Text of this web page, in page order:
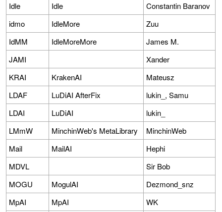
Idle
Idle
Constantin Baranov
idmo
IdleMore
Zuu
IdMM
IdleMoreMore
James M.
JAMI
Xander
KRAI
KrakenAI
Mateusz
LDAF
LuDiAI AfterFix
lukin_, Samu
LDAI
LuDiAI
lukin_
LMmW
MinchinWeb's MetaLibrary
MinchinWeb
Mail
MailAI
Hephi
MDVL
Sir Bob
MOGU
MogulAI
Dezmond_snz
MpAI
MpAI
WK